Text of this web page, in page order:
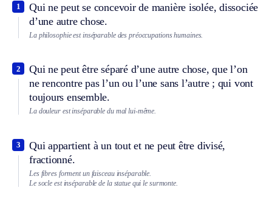
Qui ne peut se concevoir de manière isolée, dissociée
d’une autre chose.
1
La philosophie est inséparable des préoccupations humaines.
Qui ne peut être séparé d’une autre chose, que l’on
ne rencontre pas l’un ou l’une sans l’autre ; qui vont
toujours ensemble.
2
La douleur est inséparable du mal lui-même.
Qui appartient à un tout et ne peut être divisé,
fractionné.
3
Les fibres forment un faisceau inséparable.
Le socle est inséparable de la statue qui le surmonte.